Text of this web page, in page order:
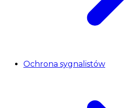
Ochrona sygnalistów